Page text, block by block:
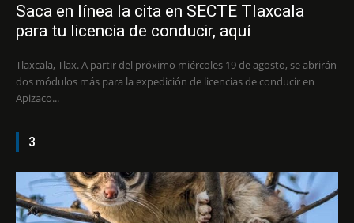
Saca en línea la cita en SECTE Tlaxcala
para tu licencia de conducir, aquí
Tlaxcala, Tlax. A partir del próximo miércoles 19 de agosto, se abrirán
dos módulos más para la expedición de licencias de conducir en
Apizaco...
3